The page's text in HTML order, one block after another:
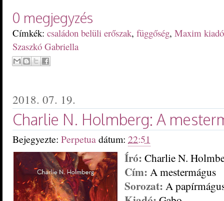
0 megjegyzés
Címkék: családon belüli erőszak, függőség, Maxim kiadó
Szaszkó Gabriella
2018. 07. 19.
Charlie N. Holmberg: A
Bejegyezte: Perpetuadátum: 22:51
Író: Charlie N.
Cím: A mestermágus
Sorozat: A